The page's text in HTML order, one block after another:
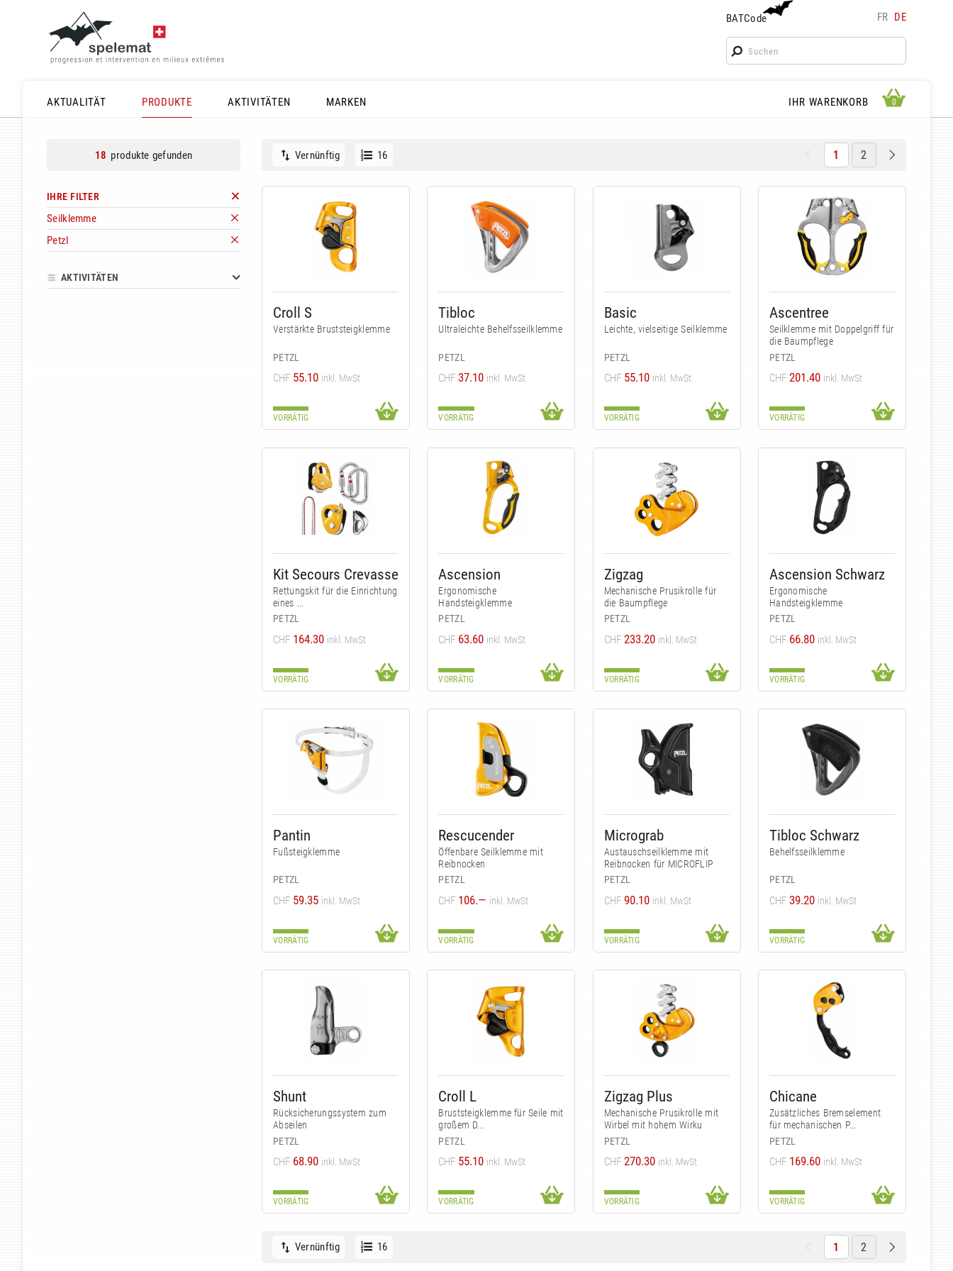
BATCode FR DE
BATCode
Geben Sie Ihren Namen ein und bestätigen
AKTUALITÄT
PRODUKTE AKTIVITÄTEN MARKEN IHR WARENKORB 0 0
18 produkte gefunden
IHRE FILTER
Seilklemme
Petzl
AKTIVITÄTEN
Vernünftig 16 1 2
Croll S
Verstärkte Bruststeigklemme
PETZL
CHF 55.10 inkl. MwSt
VORRÄTIG
Tibloc
Ultraleichte Behelfsseilklemme
PETZL
CHF 37.10 inkl. MwSt
VORRÄTIG
Basic
Leichte, vielseitige Seilklemme
PETZL
CHF 55.10 inkl. MwSt
VORRÄTIG
Ascentree
Seilklemme mit Doppelgriff für
die Baumpflege
PETZL
CHF 201.40 inkl. MwSt
VORRÄTIG
Kit Secours Crevasse
Rettungskit für die Einrichtung
eines ...
PETZL
CHF 164.30 inkl. MwSt
VORRÄTIG
Ascension
Ergonomische
Handsteigklemme
PETZL
CHF 63.60 inkl. MwSt
VORRÄTIG
Zigzag
Mechanische Prusikrolle für
die Baumpflege
PETZL
CHF 233.20 inkl. MwSt
VORRÄTIG
Ascension Schwarz
Ergonomische
Handsteigklemme
PETZL
CHF 66.80 inkl. MwSt
VORRÄTIG
Pantin
Fußsteigklemme
PETZL
CHF 59.35 inkl. MwSt
VORRÄTIG
Rescucender
Öffenbare Seilklemme mit
Reibnocken
PETZL
CHF 106.— inkl. MwSt
VORRÄTIG
Micrograb
Austauschseilklemme mit
Reibnocken für MICROFLIP
PETZL
CHF 90.10 inkl. MwSt
VORRÄTIG
Tibloc Schwarz
Behelfsseilklemme
PETZL
CHF 39.20 inkl. MwSt
VORRÄTIG
Shunt
Rücksicherungssystem zum
Abseilen
PETZL
CHF 68.90 inkl. MwSt
VORRÄTIG
Croll L
Bruststeigklemme für Seile mit
großem D...
PETZL
CHF 55.10 inkl. MwSt
VORRÄTIG
Zigzag Plus
Mechanische Prusikrolle mit
Wirbel mit hohem Wirku
PETZL
CHF 270.30 inkl. MwSt
VORRÄTIG
Chicane
Zusätzliches Bremselement
für mechanischen P...
PETZL
CHF 169.60 inkl. MwSt
VORRÄTIG
Vernünftig 16 1 2